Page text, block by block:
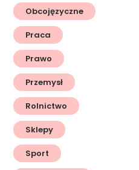
Obcojęzyczne
Praca
Prawo
Przemysł
Rolnictwo
Sklepy
Sport